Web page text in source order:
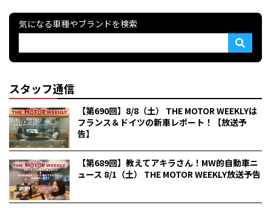
気になる車種やブランドを検索
スタッフ通信
【第690回】8/8（土） THE MOTOR WEEKLYは
フランス＆ドイツの新車レポート！【放送予
告】
【第689回】教えてアキラさん！MW的自動車ニ
ュース 8/1（土） THE MOTOR WEEKLY放送予告